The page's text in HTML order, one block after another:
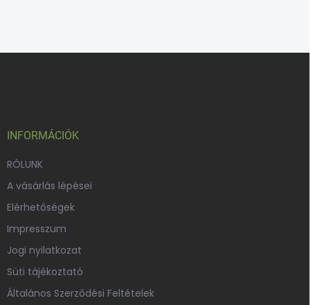
INFORMÁCIÓK
RÓLUNK
A vásárlás lépései
Elérhetőségek
Impresszum
Jogi nyilatkozat
Süti tájékoztató
Általános Szerződési Feltételek